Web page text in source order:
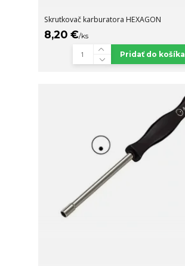
Skrutkovač karburatora HEXAGON
8,20 €/ks
Pridať do košíka